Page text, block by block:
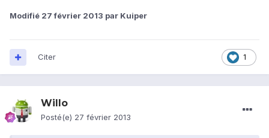
Modifié 27 février 2013 par Kuiper
1
Citer
Willo
Posté(e) 27 février 2013